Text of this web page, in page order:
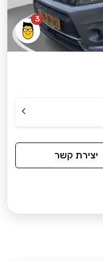
3
יצירת קשר